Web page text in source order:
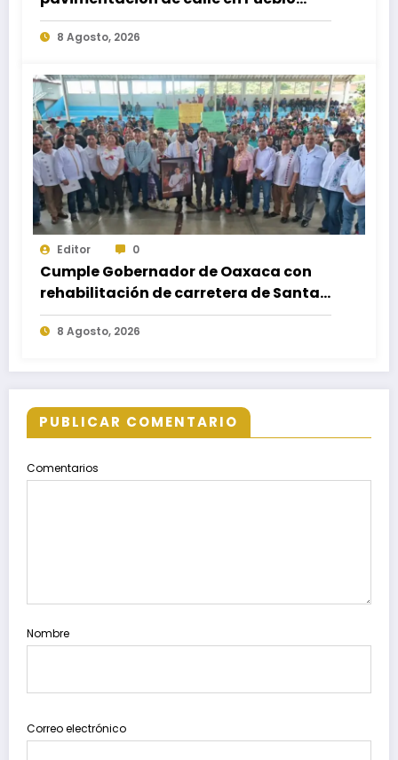
Nuevo; fortalece movilidad y
conectividad
8 Agosto, 2026
Editor 0
Cumple Gobernador de Oaxaca con
rehabilitación de carretera de Santa
María Ecatepec
8 Agosto, 2026
PUBLICAR COMENTARIO
Comentarios
Nombre
Correo electrónico